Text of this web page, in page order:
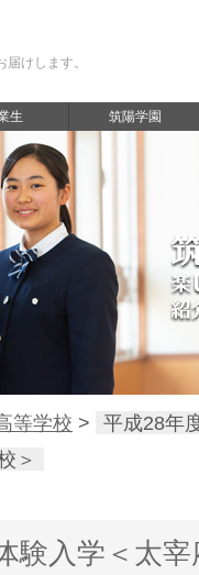
けします。
生 筑陽学園
等学校 >
平成28年
＞
験入学＜太